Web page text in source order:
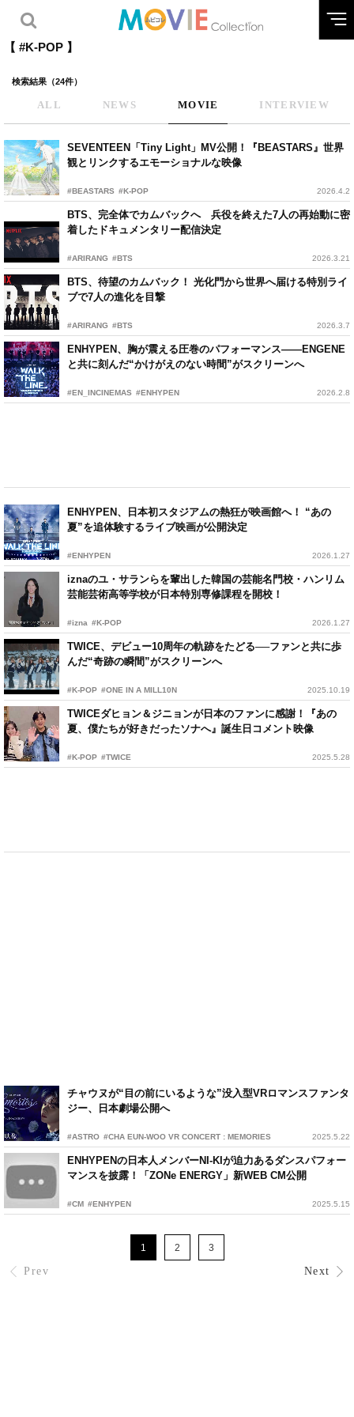
【 #K-POP 】
検索結果（24件）
ALL NEWS MOVIE INTERVIEW
SEVENTEEN「Tiny Light」MV公開！『BEASTARS』世界
観とリンクするエモーショナルな映像
#BEASTARS #K-POP 2026.4.2
BTS、完全体でカムバックへ 兵役を終えた7人の再始動に密
着したドキュメンタリー配信決定
#ARIRANG #BTS 2026.3.21
BTS、待望のカムバック！ 光化門から世界へ届ける特別ライ
ブで7人の進化を目撃
#ARIRANG #BTS 2026.3.7
ENHYPEN、胸が震える圧巻のパフォーマンス——ENGENE
と共に刻んだ“かけがえのない時間”がスクリーンへ
#EN_INCINEMAS #ENHYPEN 2026.2.8
ENHYPEN、日本初スタジアムの熱狂が映画館へ！ “あの
夏”を追体験するライブ映画が公開決定
#ENHYPEN 2026.1.27
iznaのユ・サランらを輩出した韓国の芸能名門校・ハンリム
芸能芸術高等学校が日本特別専修課程を開校！
#izna #K-POP 2026.1.27
TWICE、デビュー10周年の軌跡をたどる──ファンと共に歩
んだ“奇跡の瞬間”がスクリーンへ
#K-POP #ONE IN A MILL10N 2025.10.19
TWICEダヒョン＆ジニョンが日本のファンに感謝！『あの
夏、僕たちが好きだったソナへ』誕生日コメント映像
#K-POP #TWICE 2025.5.28
チャウヌが“目の前にいるような”没入型VRロマンスファンタ
ジー、日本劇場公開へ
#ASTRO #CHA EUN-WOO VR CONCERT : MEMORIES 2025.5.22
ENHYPENの日本人メンバーNI-KIが迫力あるダンスパフォー
マンスを披露！「ZONe ENERGY」新WEB CM公開
#CM #ENHYPEN 2025.5.15
Prev
1 2 3
Next